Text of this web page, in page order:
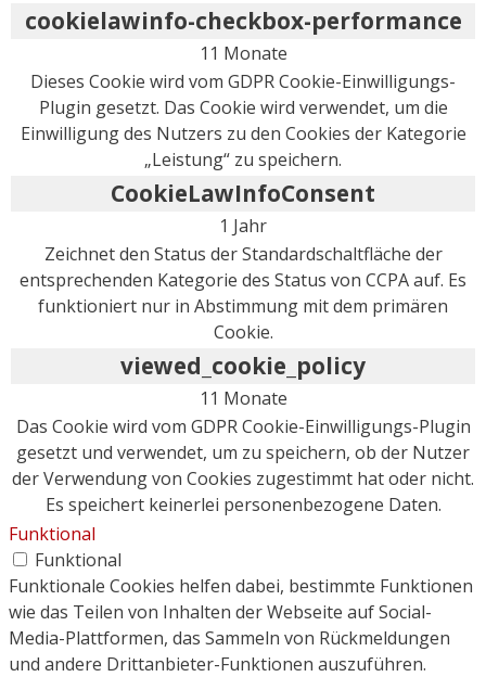
cookielawinfo-checkbox-performance
11 Monate
Dieses Cookie wird vom GDPR Cookie-Einwilligungs-
Plugin gesetzt. Das Cookie wird verwendet, um die
Einwilligung des Nutzers zu den Cookies der Kategorie
„Leistung“ zu speichern.
CookieLawInfoConsent
1 Jahr
Zeichnet den Status der Standardschaltfläche der
entsprechenden Kategorie des Status von CCPA auf. Es
funktioniert nur in Abstimmung mit dem primären
Cookie.
viewed_cookie_policy
11 Monate
Das Cookie wird vom GDPR Cookie-Einwilligungs-Plugin
gesetzt und verwendet, um zu speichern, ob der Nutzer
der Verwendung von Cookies zugestimmt hat oder nicht.
Es speichert keinerlei personenbezogene Daten.
Funktional
Funktional
Funktionale Cookies helfen dabei, bestimmte Funktionen
wie das Teilen von Inhalten der Webseite auf Social-
Media-Plattformen, das Sammeln von Rückmeldungen
und andere Drittanbieter-Funktionen auszuführen.